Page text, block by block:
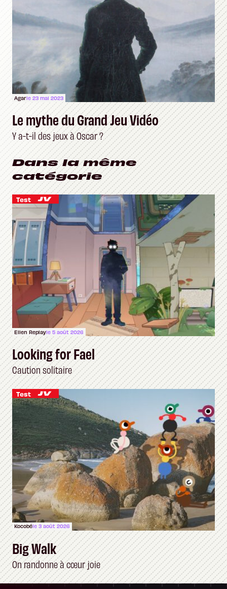
Agarle 23 mai 2023
Le mythe du Grand Jeu Vidéo
Y a-t-il des jeux à Oscar ?
Dans la même
catégorie
Test
Ellen Replayle 5 août 2026
Looking for Fael
Caution solitaire
Test
Kocobéle 3 août 2026
Big Walk
On randonne à cœur joie